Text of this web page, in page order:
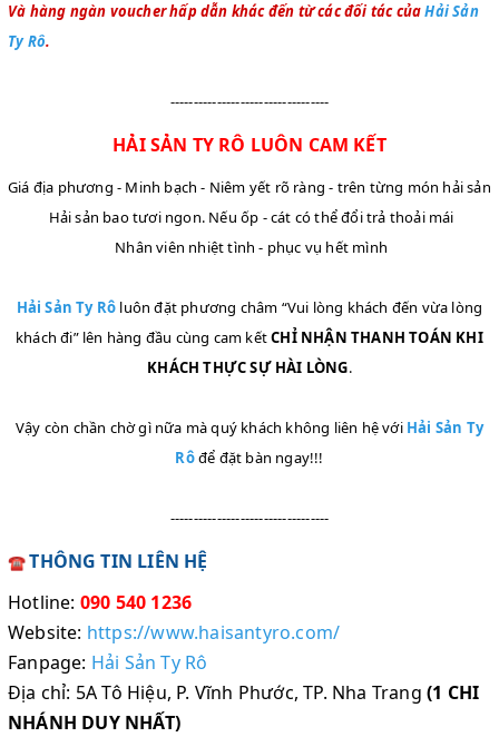
Và hàng ngàn voucher hấp dẫn khác đến từ các đối tác củaHải Sản
Ty Rô.
----------------------------------
HẢI SẢN TY RÔ LUÔN CAM KẾT
Giá địa phương - Minh bạch - Niêm yết rõ ràng - trên từng món hải sản
Hải sản bao tươi ngon. Nếu ốp - cát có thể đổi trả thoải mái
Nhân viên nhiệt tình - phục vụ hết mình
Hải Sản Ty Rô luôn đặt phương châm “Vui lòng khách đến vừa lòng
khách đi” lên hàng đầu cùng cam kếtCHỈ NHẬN THANH TOÁN KHI
KHÁCH THỰC SỰ HÀI LÒNG.
Vậy còn chần chờ gì nữa mà quý khách không liên hệ với Hải Sản Ty
Rôđể đặt bàn ngay!!!
----------------------------------
☎️THÔNG TIN LIÊN HỆ
Hotline: 090 540 1236
Website: https://www.haisantyro.com/
Fanpage: Hải Sản Ty Rô
Địa chỉ: 5A Tô Hiệu, P. Vĩnh Phước, TP. Nha Trang (1 CHI
NHÁNH DUY NHẤT)